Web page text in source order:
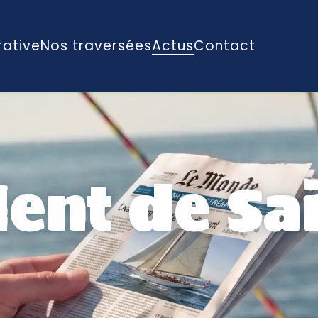
Nos traverséesActusContact
de